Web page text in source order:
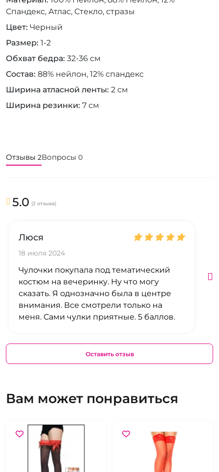
Спандекс, Атлас, Стекло, стразы
Цвет Черный
Размер 1-2
Обхват бедра 32-36 см
Состав 88% нейлон, 12% спандекс
Ширина атласной ленты 2 см
Ширина резинки 7 см
Отзывы 2Вопросы 0
5.0 (2 отзыва)
Люся
18 июля 2024
Чулочки покупала под тематический
костюм на вечеринку. Ну что могу
сказать. Я однозначно была в центре
внимания. Все смотрели только на
меня. Сами чулки приятные. 5 баллов.
Оставить отзыв
Вам может понравиться